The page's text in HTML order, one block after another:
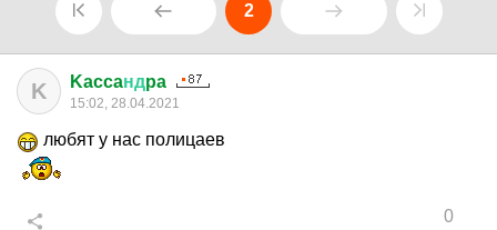
2
K Kaccaндpa
15:02, 28.04.2021
любят у нас полицаев
0